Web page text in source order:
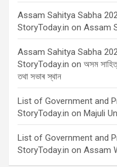
Assam Sahitya Sabha
StoryToday.in on Assam
Assam Sahitya Sabha
StoryToday.in on অসম
তথা সভাৰ স্থান
List of Government and
StoryToday.in on Majuli
List of Government and
StoryToday.in on Assam